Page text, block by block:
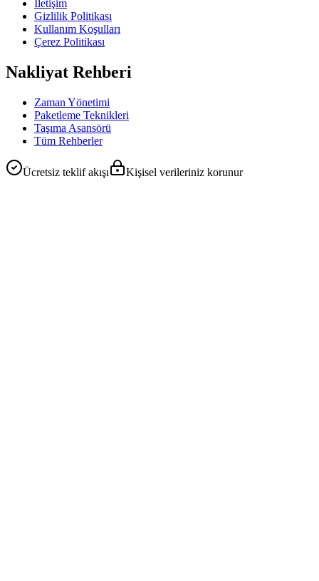
İletişim
Gizlilik Politikası
Kullanım Koşulları
Çerez Politikası
Nakliyat Rehberi
Zaman Yönetimi
Paketleme Teknikleri
Taşıma Asansörü
Tüm Rehberler
Ücretsiz teklif akışı Kişisel verileriniz korunur